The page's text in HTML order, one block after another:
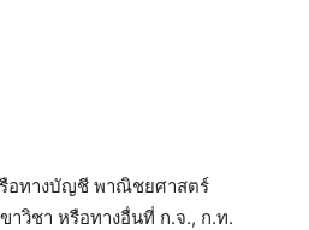
อทางบัญชี พาณิชยศาสตร์
าวิชา หรือทางอื่นที่ ก.จ., ก.ท.